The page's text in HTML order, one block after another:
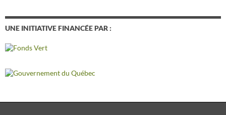
UNE INITIATIVE FINANCÉE PAR :